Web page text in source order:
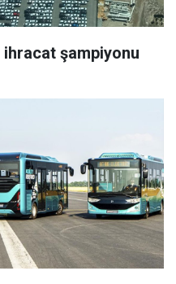
ihracat şampiyonu